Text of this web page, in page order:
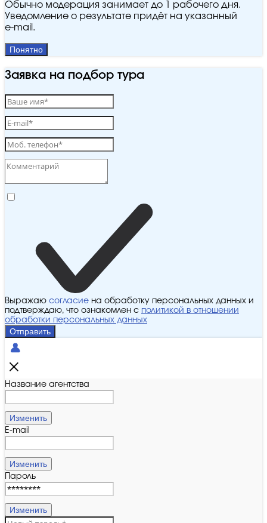
Обычно модерация занимает до 1 рабочего дня.
Уведомление о результате придёт на указанный
e‑mail.
Понятно
Заявка на подбор тура
Выражаю согласие на обработку персональных данных и
подтверждаю, что ознакомлен с политикой в отношении
обработки персональных данных
Отправить
Название агентства
Изменить
E-mail
Изменить
Пароль
Изменить